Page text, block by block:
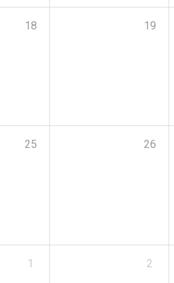
18 19
25 26
1 2